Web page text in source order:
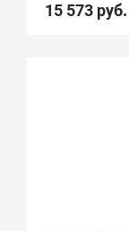
15 573 руб.